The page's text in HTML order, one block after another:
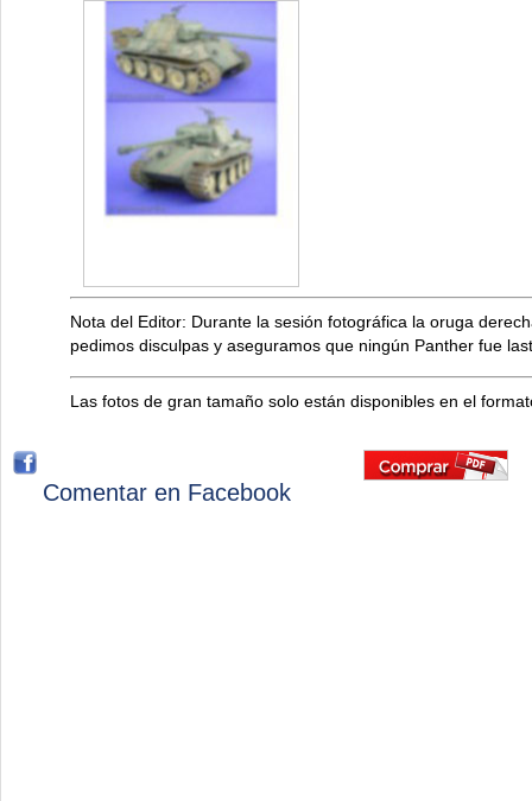
Nota del Editor: Durante la sesión fotográfica la oruga
pedimos disculpas y aseguramos que ningún Panther fue
Las fotos de gran tamaño solo están disponibles en el
Comentar en Facebook